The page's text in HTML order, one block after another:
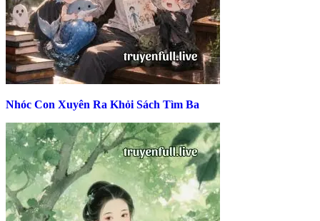
Nhóc Con Xuyên Ra Khỏi Sách Tìm Ba